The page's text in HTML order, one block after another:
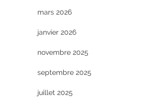
mars 2026
janvier 2026
novembre 2025
septembre 2025
juillet 2025